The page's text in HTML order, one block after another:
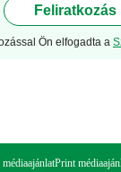
Feliratkozás
Ön elfogadta a
Print